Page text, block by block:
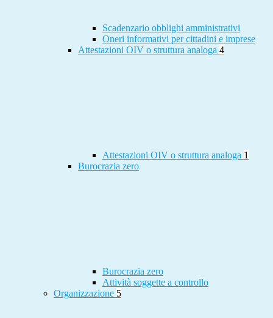
Scadenzario obblighi amministrativi
Oneri informativi per cittadini e imprese
Attestazioni OIV o struttura analoga 4
Attestazioni OIV o struttura analoga 1
Burocrazia zero
Burocrazia zero
Attività soggette a controllo
Organizzazione 5